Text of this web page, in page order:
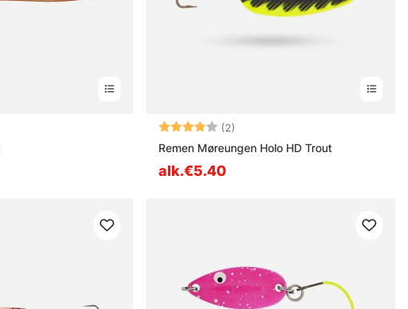
Arvio: (2)
Remen Møreungen Holo HD Trout
alk.€5.40